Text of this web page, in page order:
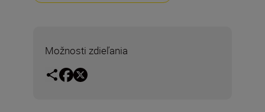
Možnosti zdieľania